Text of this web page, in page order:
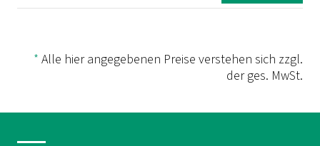
* Alle hier angegebenen Preise verstehen sich zzgl.
der ges. MwSt.